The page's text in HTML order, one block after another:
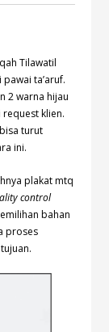
Tilawatil
ta’aruf.
2 warna hijau
klien.
turut
ini.
plakat mtq
control
bahan
proses